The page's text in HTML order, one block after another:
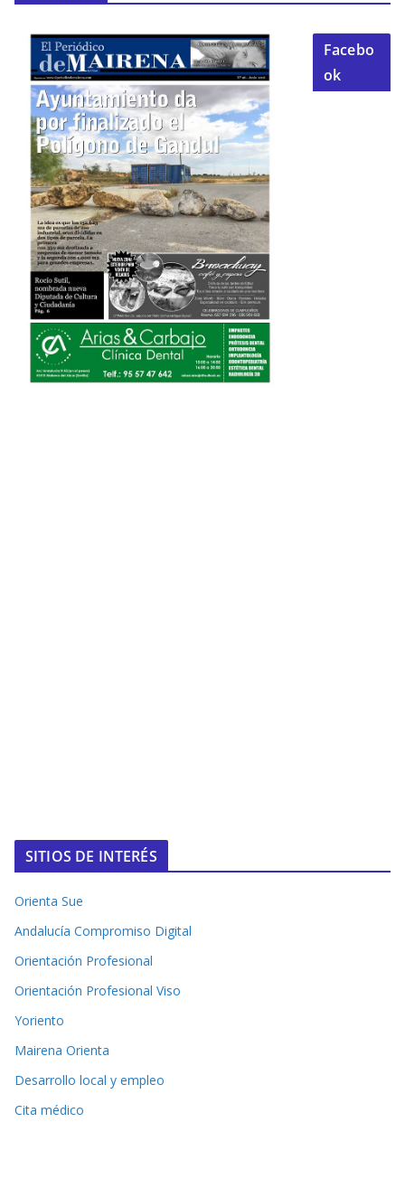
Facebo
ok
SITIOS DE INTERÉS
Orienta Sue
Andalucía Compromiso Digital
Orientación Profesional
Orientación Profesional Viso
Yoriento
Mairena Orienta
Desarrollo local y empleo
Cita médico